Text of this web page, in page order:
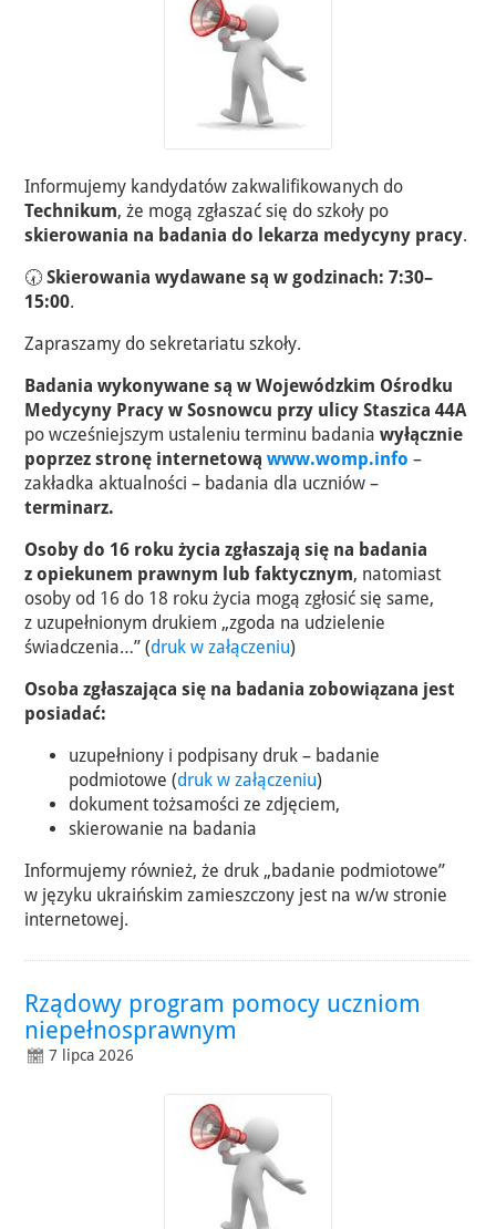
Informujemy kandydatów zakwalifikowanych do
Technikum, że mogą zgłaszać się do szkoły po
skierowania na badania do lekarza medycyny pracy.
🕢Skierowania wydawane są w godzinach: 7:30–
15:00.
Zapraszamy do sekretariatu szkoły.
Badania wykonywane są w Wojewódzkim Ośrodku
Medycyny Pracy w Sosnowcu przy ulicy Staszica 44A
po wcześniejszym ustaleniu terminu badaniawyłącznie
poprzez stronę internetowąwww.womp.info –
zakładka aktualności – badania dla uczniów –
terminarz.
Osoby do 16 roku życia zgłaszają się na badania
z opiekunem prawnym lub faktycznym, natomiast
osoby od 16 do 18 roku życia mogą zgłosić się same,
z uzupełnionym drukiem „zgoda na udzielenie
świadczenia…” (druk w załączeniu)
Osoba zgłaszająca się na badania zobowiązana jest
posiadać:
uzupełniony i podpisany druk – badanie
podmiotowe (druk w załączeniu)
dokument tożsamości ze zdjęciem,
skierowanie na badania
Informujemy również, że druk „badanie podmiotowe”
w języku ukraińskim zamieszczony jest na w/w stronie
internetowej.
Rządowy program pomocy uczniom
niepełnosprawnym
7 lipca 2026